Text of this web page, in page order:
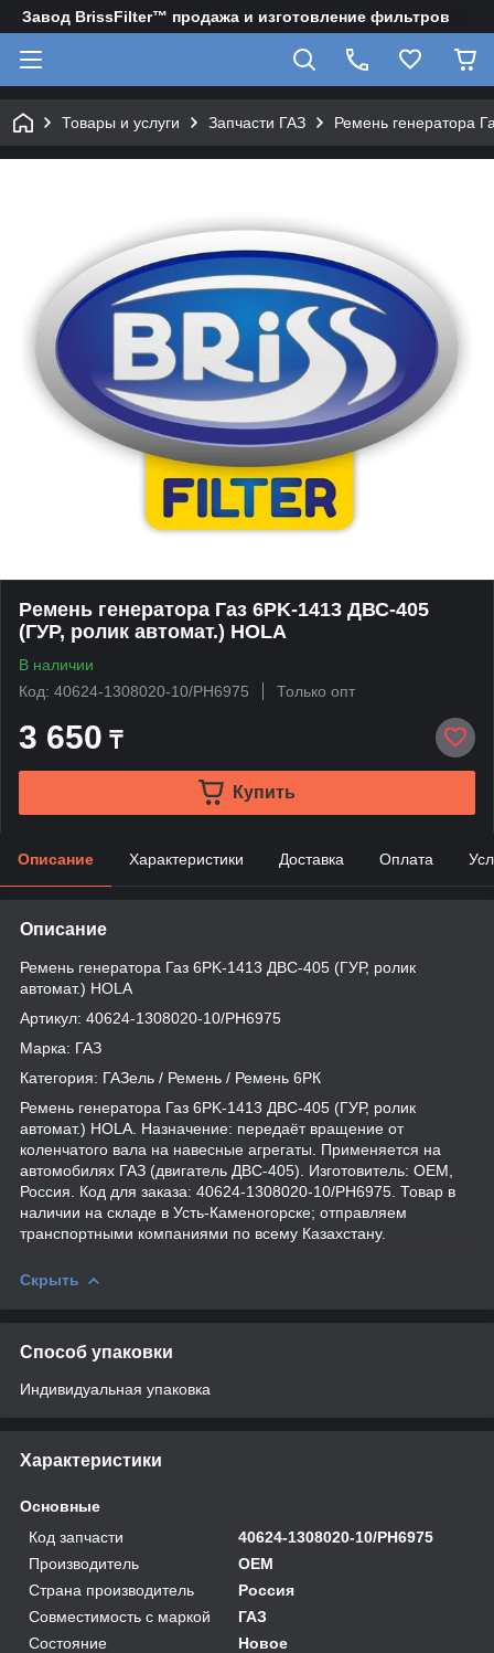
Завод BrissFilter™ продажа и изготовление фильтров
Товары и услуги Запчасти ГАЗ Ремень генератора
Ремень генератора Газ 6PK-1413 ДВС-405
(ГУР, ролик автомат.) HOLA
В наличии
Код: 40624-1308020-10/PH6975
Только опт
3 650 ₸
Купить
Описание Характеристики Доставка Оплата
Описание
Ремень генератора Газ 6PK-1413 ДВС-405 (ГУР, ролик
автомат.) HOLA
Артикул: 40624-1308020-10/PH6975
Марка: ГАЗ
Категория: ГАЗель / Ремень / Ремень 6РК
Ремень генератора Газ 6PK-1413 ДВС-405 (ГУР, ролик
автомат.) HOLA. Назначение: передаёт вращение от
коленчатого вала на навесные агрегаты. Применяется на
автомобилях ГАЗ (двигатель ДВС-405). Изготовитель: OEM,
Россия. Код для заказа: 40624-1308020-10/PH6975. Товар в
наличии на складе в Усть-Каменогорске; отправляем
транспортными компаниями по всему Казахстану.
Скрыть
Способ упаковки
Индивидуальная упаковка
Характеристики
Основные
Код запчасти
40624-1308020-10/PH6975
Производитель
OEM
Страна производитель
Россия
Совместимость с маркой
ГАЗ
Состояние
Новое